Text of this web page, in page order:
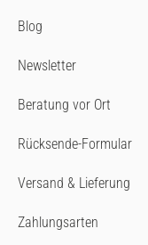
Blog
Newsletter
Beratung vor Ort
Rücksende-Formular
Versand & Lieferung
Zahlungsarten